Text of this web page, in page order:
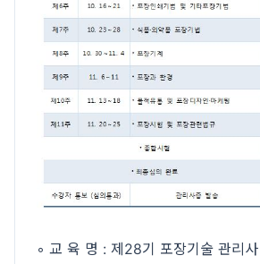
◦ 교 육 명 : 제28기 포장기술 관리